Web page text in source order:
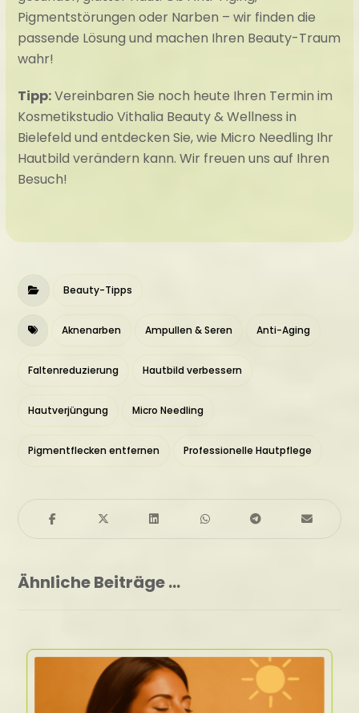
Pigmentstörungen oder Narben – wir finden die
passende Lösung und machen Ihren Beauty-Traum
wahr!
Tipp:Vereinbaren Sie noch heute Ihren Termin im
Kosmetikstudio Vithalia Beauty & Wellness in
Bielefeld und entdecken Sie, wie Micro Needling Ihr
Hautbild verändern kann. Wir freuen uns auf Ihren
Besuch!
Beauty-Tipps
Aknenarben Ampullen & Seren Anti-Aging
Faltenreduzierung Hautbild verbessern
Hautverjüngung Micro Needling
Pigmentflecken entfernen Professionelle Hautpflege
Ähnliche Beiträge ...